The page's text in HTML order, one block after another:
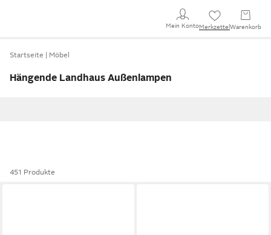
Mein KontoMerkzettel Warenkorb
Startseite Möbel
Hängende Landhaus Außenlampen
451 Produkte